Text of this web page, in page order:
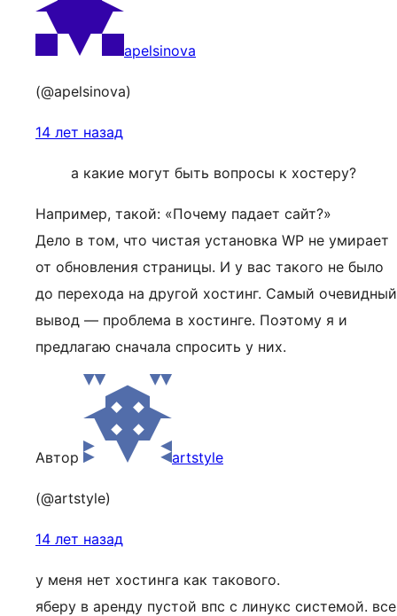
apelsinova
(@apelsinova)
14 лет назад
а какие могут быть вопросы к хостеру?
Например, такой: «Почему падает сайт?»
Дело в том, что чистая установка WP не умирает
от обновления страницы. И у вас такого не было
до перехода на другой хостинг. Самый очевидный
вывод — проблема в хостинге. Поэтому я и
предлагаю сначала спросить у них.
Автор artstyle
(@artstyle)
14 лет назад
у меня нет хостинга как такового.
яберу в аренду пустой впс с линукс системой. все